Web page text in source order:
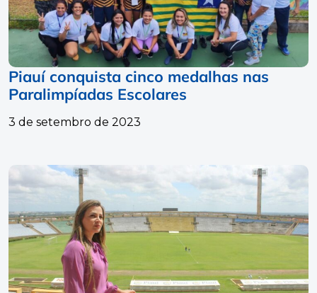
Piauí conquista cinco medalhas nas
Paralimpíadas Escolares
3 de setembro de 2023